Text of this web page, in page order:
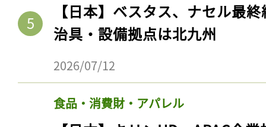
【日本】ベスタス、ナセル最
治具・設備拠点は北九州
2026/07/12
食品・消費財・アパレル